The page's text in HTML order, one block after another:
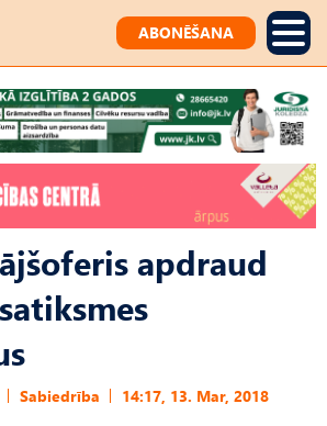
ABONĒŠANA
apdraud
Sabiedrība 14:17, 13. Mar, 2018